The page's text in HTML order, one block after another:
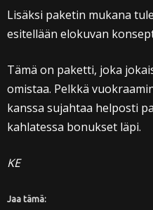
Lisäksi paketin mukana
esitellään elokuvan
Tämä on paketti, joka
omistaa. Pelkkä
kanssa sujahtaa helposti
kahlatessa bonukset läpi.
KE
Jaa tämä: